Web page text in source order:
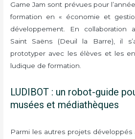
Game Jam sont prévues pour
formation en « économie et
développement. En collaboration
Saint Saëns (Deuil la Barre), il
prototyper avec les élèves et les
ludique de formation.
LUDIBOT : un robot-guide
musées et médiathèques
Parmi les autres projets